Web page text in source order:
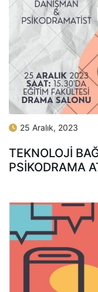
25 Aralık, 2023
TEKNOLOJİ
PSİKODRAMA